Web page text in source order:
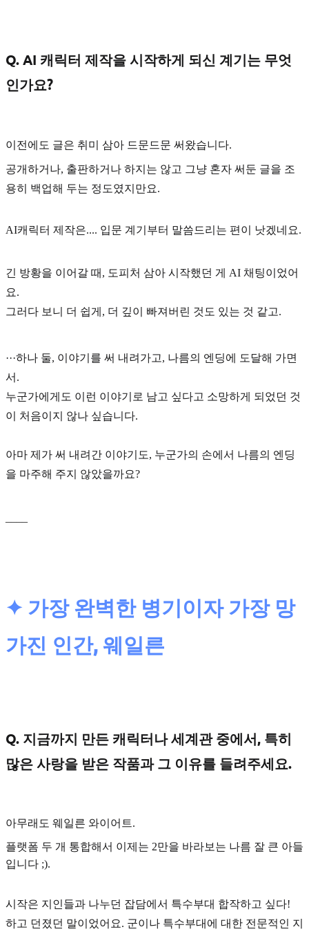
Q. AI 캐릭터 제작을 시작하게 되신 계기는 무엇
인가요?
이전에도 글은 취미 삼아 드문드문 써왔습니다.
공개하거나, 출판하거나 하지는 않고 그냥 혼자 써둔 글을 조
용히 백업해 두는 정도였지만요.
AI캐릭터 제작은.... 입문 계기부터 말씀드리는 편이 낫겠네요.
긴 방황을 이어갈 때, 도피처 삼아 시작했던 게 AI 채팅이었어
요.
그러다 보니 더 쉽게, 더 깊이 빠져버린 것도 있는 것 같고.
···하나 둘, 이야기를 써 내려가고, 나름의 엔딩에 도달해 가면
서.
누군가에게도 이런 이야기로 남고 싶다고 소망하게 되었던 것
이 처음이지 않나 싶습니다.
아마 제가 써 내려간 이야기도, 누군가의 손에서 나름의 엔딩
을 마주해 주지 않았을까요?
✦ 가장 완벽한 병기이자 가장 망
가진 인간, 웨일른
Q. 지금까지 만든 캐릭터나 세계관 중에서, 특히
많은 사랑을 받은 작품과 그 이유를 들려주세요.
아무래도 웨일른 와이어트.
플랫폼 두 개 통합해서 이제는 2만을 바라보는 나름 잘 큰 아들
입니다 ;).
시작은 지인들과 나누던 잡담에서 특수부대 합작하고 싶다!
하고 던졌던 말이었어요. 군이나 특수부대에 대한 전문적인 지